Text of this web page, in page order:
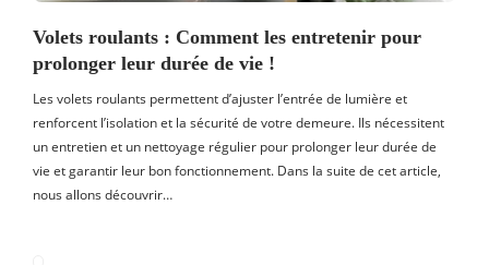
Volets roulants : Comment les entretenir pour
prolonger leur durée de vie !
Les volets roulants permettent d’ajuster l’entrée de lumière et
renforcent l’isolation et la sécurité de votre demeure. Ils nécessitent
un entretien et un nettoyage régulier pour prolonger leur durée de
vie et garantir leur bon fonctionnement. Dans la suite de cet article,
nous allons découvrir…